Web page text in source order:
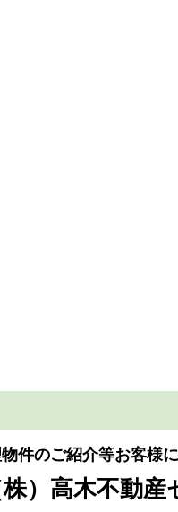
件のご紹介等お客様
株）高木不動